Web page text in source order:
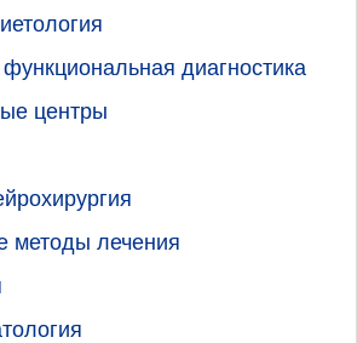
диагностика
центры
методы лечения